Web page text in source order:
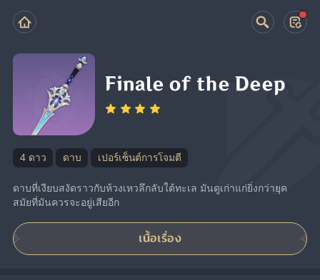
Finale of the Deep
4 ดาว ดาบ เปอร์เซ็นต์การโจมตี
ดาบที่เงียบสงัดราวกับห้วงเหวลึกลับใต้ทะเล มันดูเก่าแก่ยิ่งกว่ายุค
สมัยที่มันควรจะอยู่เสียอีก
เนื้อเรื่อง